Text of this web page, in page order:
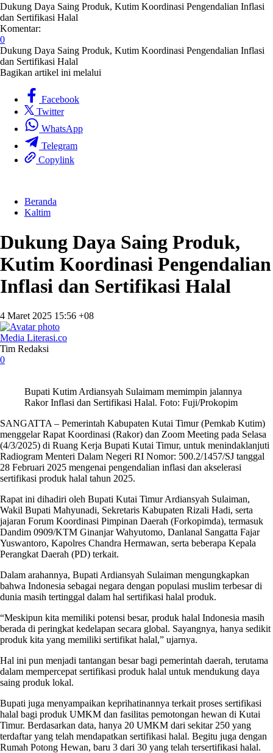
Dukung Daya Saing Produk, Kutim Koordinasi Pengendalian Inflasi
dan Sertifikasi Halal
Komentar:
0
Dukung Daya Saing Produk, Kutim Koordinasi Pengendalian Inflasi
dan Sertifikasi Halal
Bagikan artikel ini melalui
Facebook
Twitter
WhatsApp
Telegram
Copylink
Beranda
Kaltim
Dukung Daya Saing Produk,
Kutim Koordinasi Pengendalian
Inflasi dan Sertifikasi Halal
4 Maret 2025 15:56 +08
Media Literasi.co
Tim Redaksi
0
Bupati Kutim Ardiansyah Sulaimam memimpin jalannya
Rakor Inflasi dan Sertifikasi Halal. Foto: Fuji/Prokopim
SANGATTA – Pemerintah Kabupaten Kutai Timur (Pemkab Kutim)
menggelar Rapat Koordinasi (Rakor) dan Zoom Meeting pada Selasa
(4/3/2025) di Ruang Kerja Bupati Kutai Timur, untuk menindaklanjuti
Radiogram Menteri Dalam Negeri RI Nomor: 500.2/1457/SJ tanggal
28 Februari 2025 mengenai pengendalian inflasi dan akselerasi
sertifikasi produk halal tahun 2025.
Rapat ini dihadiri oleh Bupati Kutai Timur Ardiansyah Sulaiman,
Wakil Bupati Mahyunadi, Sekretaris Kabupaten Rizali Hadi, serta
jajaran Forum Koordinasi Pimpinan Daerah (Forkopimda), termasuk
Dandim 0909/KTM Ginanjar Wahyutomo, Danlanal Sangatta Fajar
Yuswantoro, Kapolres Chandra Hermawan, serta beberapa Kepala
Perangkat Daerah (PD) terkait.
Dalam arahannya, Bupati Ardiansyah Sulaiman mengungkapkan
bahwa Indonesia sebagai negara dengan populasi muslim terbesar di
dunia masih tertinggal dalam hal sertifikasi halal produk.
“Meskipun kita memiliki potensi besar, produk halal Indonesia masih
berada di peringkat kedelapan secara global. Sayangnya, hanya sedikit
produk kita yang memiliki sertifikat halal,” ujarnya.
Hal ini pun menjadi tantangan besar bagi pemerintah daerah, terutama
dalam mempercepat sertifikasi produk halal untuk mendukung daya
saing produk lokal.
Bupati juga menyampaikan keprihatinannya terkait proses sertifikasi
halal bagi produk UMKM dan fasilitas pemotongan hewan di Kutai
Timur. Berdasarkan data, hanya 20 UMKM dari sekitar 250 yang
terdaftar yang telah mendapatkan sertifikasi halal. Begitu juga dengan
Rumah Potong Hewan, baru 3 dari 30 yang telah tersertifikasi halal.